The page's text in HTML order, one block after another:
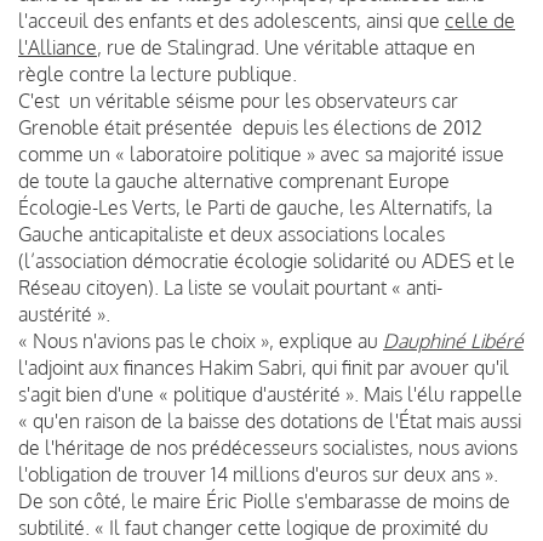
l'acceuil des enfants et des adolescents, ainsi que celle de
l'Alliance, rue de Stalingrad. Une véritable attaque en
règle contre la lecture publique.
C'est un véritable séisme pour les observateurs car
Grenoble était présentée depuis les élections de 2012
comme un « laboratoire politique » avec sa majorité issue
de toute la gauche alternative comprenant Europe
Écologie-Les Verts, le Parti de gauche, les Alternatifs, la
Gauche anticapitaliste et deux associations locales
(l’association démocratie écologie solidarité ou ADES et le
Réseau citoyen). La liste se voulait pourtant « anti-
austérité ».
« Nous n'avions pas le choix », explique au Dauphiné Libéré
l'adjoint aux finances Hakim Sabri, qui finit par avouer qu'il
s'agit bien d'une « politique d'austérité ». Mais l'élu rappelle
« qu'en raison de la baisse des dotations de l'État mais aussi
de l'héritage de nos prédécesseurs socialistes, nous avions
l'obligation de trouver 14 millions d'euros sur deux ans ».
De son côté, le maire Éric Piolle s'embarasse de moins de
subtilité. « Il faut changer cette logique de proximité du